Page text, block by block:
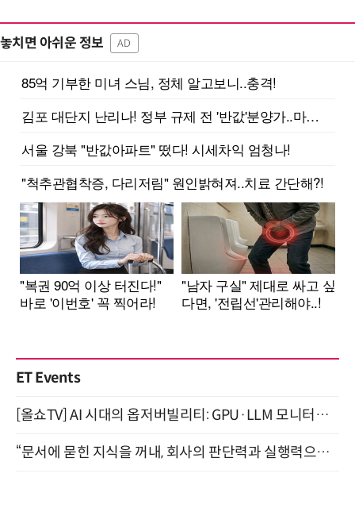
놓치면 아쉬운 정보 AD
ET Events
[올쇼TV] AI 시대의 옵저버빌리티: GPU·LLM 모니터링부터 AI 기반 장애 대응까지 (8/11 생방송)
“문서에 묻힌 지식을 꺼내, 회사의 판단력과 실행력으로 바꾸다” (8/20)